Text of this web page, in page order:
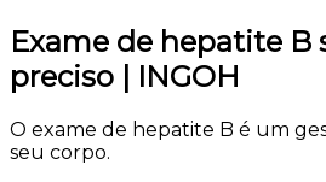
Exame de hepatite B
preciso | INGOH
O exame de hepatite B é um
seu corpo.